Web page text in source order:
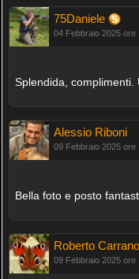
75Daniele
04 Febbraio 2025 ore
Splendida, complimenti.
Alessio Riboni
09 Febbraio 2025 ore
Bella foto e posto
Roberto Carrano
09 Febbraio 2025 ore